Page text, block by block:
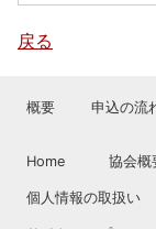
戻る
概要 申込の流
Home 協会概
個人情報の取扱い